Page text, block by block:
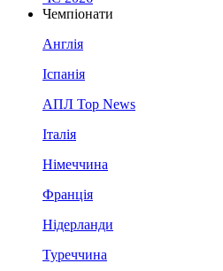
Чемпіонати
Англія
Іспанія
АПЛ Top News
Італія
Німеччина
Франція
Нідерланди
Туреччина